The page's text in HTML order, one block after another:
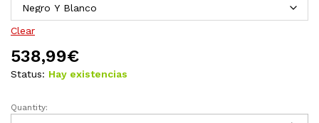
Clear
538,99€
Status: Hay existencias
Juego
Quantity: